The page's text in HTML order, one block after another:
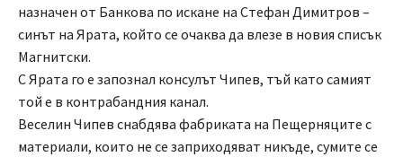
назначен от Банкова по искане на Стефан Димитров –
синът на Ярата, който се очаква да влезе в новия списък
Магнитски.
С Ярата го е запознал консулът Чипев, тъй като самият
той е в контрабандния канал.
Веселин Чипев снабдява фабриката на Пещерняците с
материали, които не се заприходяват никъде, сумите се